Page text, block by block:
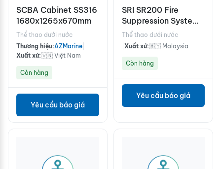
SCBA Cabinet SS316
1680x1265x670mm
Thể thao dưới nước
Thương hiệu:AZMarine
Xuất xứ:🇻🇳 Việt Nam
Còn hàng
Yêu cầu báo giá
SRI SR200 Fire
Suppression System
(UL Listed/ FM
Approved)
Thể thao dưới nước
Xuất xứ:🇲🇾 Malaysia
Còn hàng
Yêu cầu báo giá